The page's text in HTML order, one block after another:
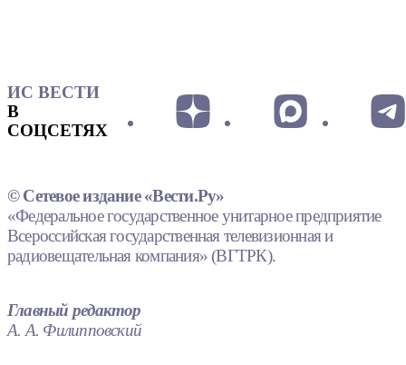
ИС ВЕСТИ
В
СОЦСЕТЯХ
© Сетевое издание «Вести.Ру»
«Федеральное государственное унитарное предприятие
Всероссийская государственная телевизионная и
радиовещательная компания» (ВГТРК).
Главный редактор
А. А. Филипповский